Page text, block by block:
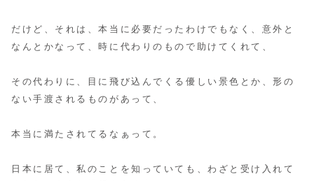
だけど、それは、本当に必要だったわけでもなく、意外と
なんとかなって、時に代わりのもので助けてくれて、
その代わりに、目に飛び込んでくる優しい景色とか、形の
ない手渡されるものがあって、
本当に満たされてるなぁって。
日本に居て、私のことを知っていても、わざと受け入れて